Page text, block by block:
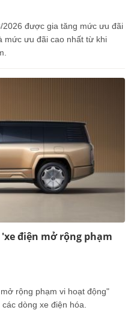
2026 được gia tăng mức ưu đãi
mức ưu đãi cao nhất từ khi
điện mở rộng phạm
rộng phạm vi hoạt động"
dòng xe điện hóa.